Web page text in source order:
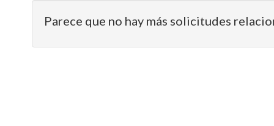
Parece que no hay más solicitudes